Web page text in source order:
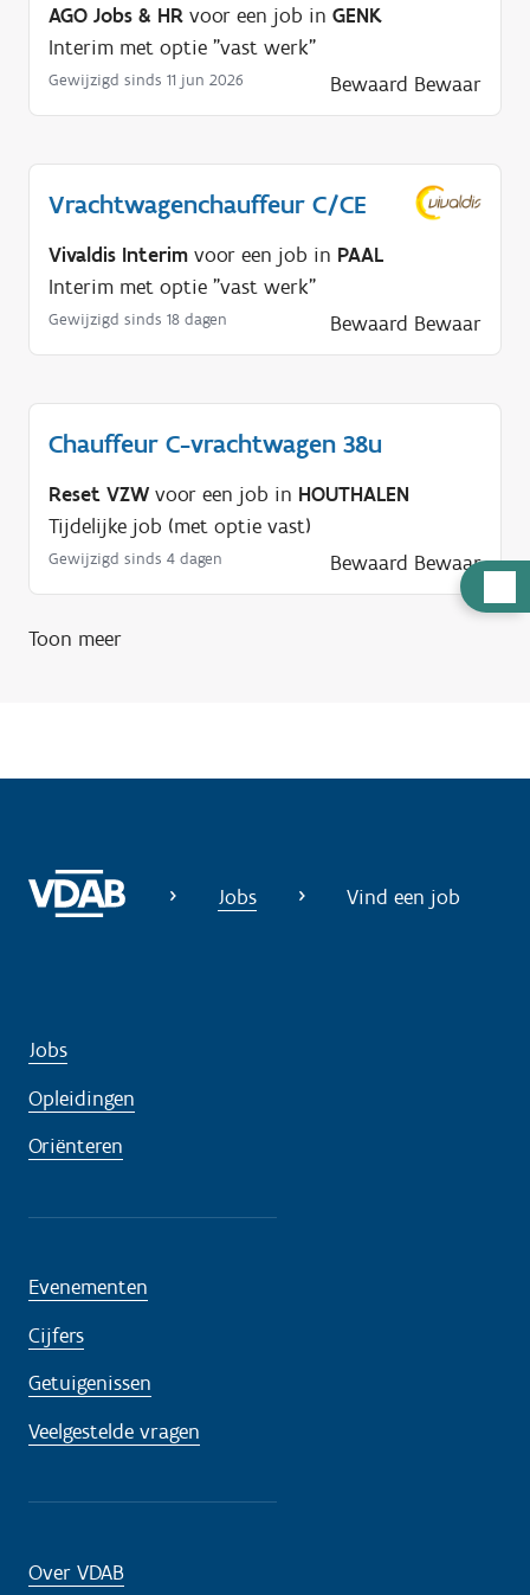
u
d
AGO Jobs & HR voor een job in GENK
Interim met optie "vast werk"
Gewijzigd sinds 11 jun 2026 Bewaard Bewaar
Vrachtwagenchauffeur C/CE
Vivaldis Interim voor een job in PAAL
Interim met optie "vast werk"
Gewijzigd sinds 18 dagen Bewaard Bewaar
Chauffeur C-vrachtwagen 38u
Reset VZW voor een job in HOUTHALEN
Tijdelijke job (met optie vast)
Gewijzigd sinds 4 dagen Bewaard Bewaar
Toon meer
Jobs Vind een job
Jobs
Opleidingen
Oriënteren
Evenementen
Cijfers
Getuigenissen
Veelgestelde vragen
Over VDAB